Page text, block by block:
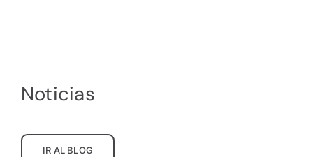
Noticias
IR AL BLOG